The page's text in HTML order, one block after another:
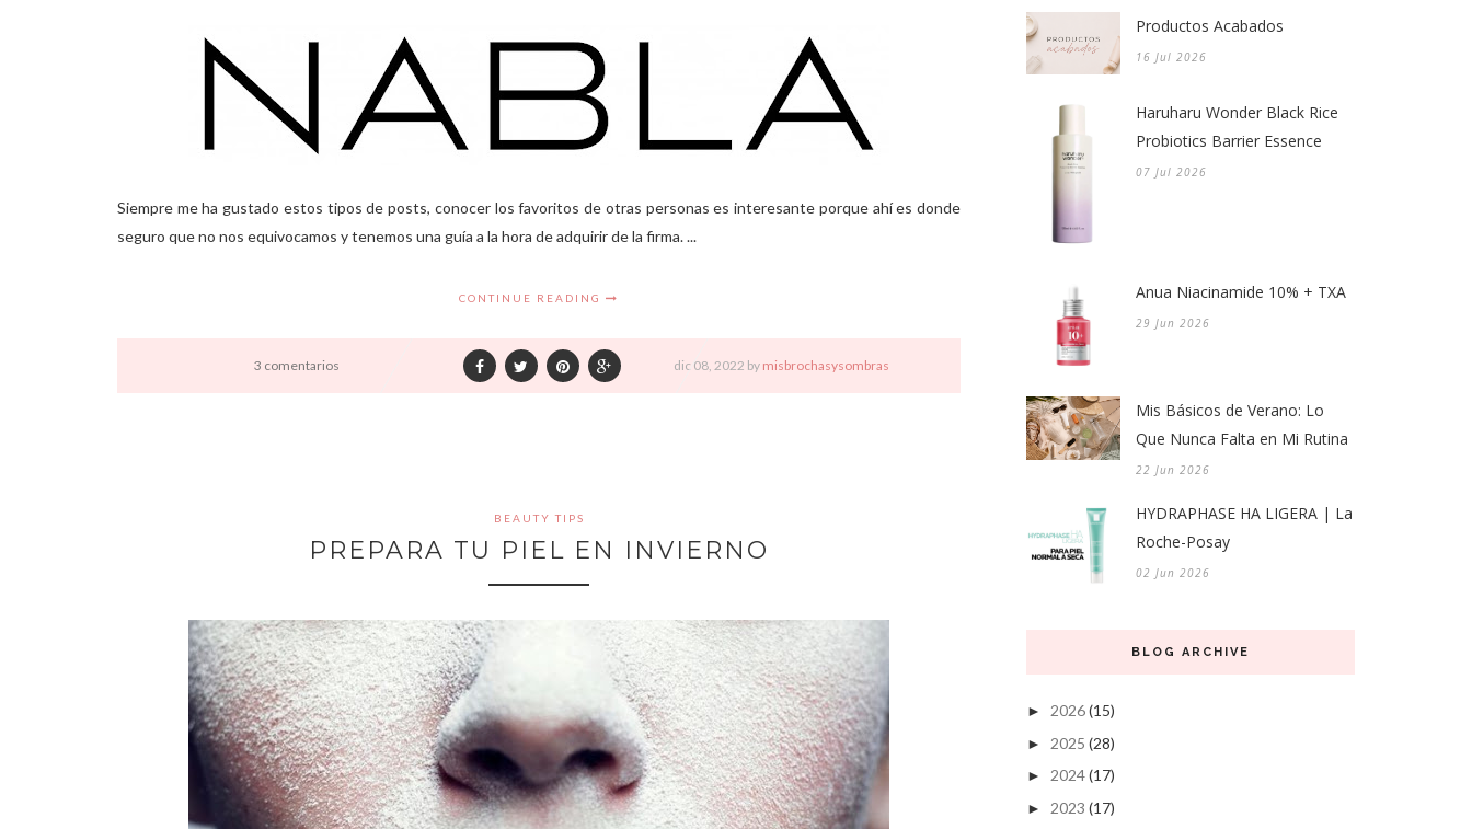
Siempre me ha gustado estos tipos de posts, conocer los favoritos de otras personas es interesante porque ahí es donde
seguro que no nos equivocamos y tenemos una guía a la hora de adquirir de la firma. ...
CONTINUE READING
3 comentarios dic 08, 2022 by misbrochasysombras
BEAUTY TIPS
PREPARA TU PIEL EN INVIERNO
Productos Acabados
16 Jul 2026
Haruharu Wonder Black Rice
Probiotics Barrier Essence
07 Jul 2026
Anua Niacinamide 10% + TXA
29 Jun 2026
Mis Básicos de Verano: Lo
Que Nunca Falta en Mi Rutina
22 Jun 2026
HYDRAPHASE HA LIGERA | La
Roche-Posay
02 Jun 2026
BLOG ARCHIVE
► 2026(15)
► 2025 (28)
► 2024(17)
► 2023 (17)